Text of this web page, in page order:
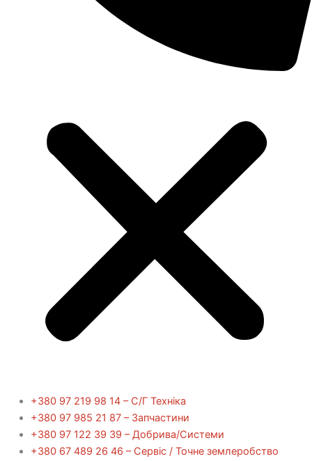
+380 97 219 98 14 – С/Г Техніка
+380 97 985 21 87 – Запчастини
+380 97 122 39 39 – Добрива/Cистеми
+380 67 489 26 46 – Сервіс / Точне землеробство